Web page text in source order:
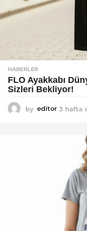
HABERLER
FLO Ayakkabı
Sizleri Bekliyor!
by editor 3 hafta